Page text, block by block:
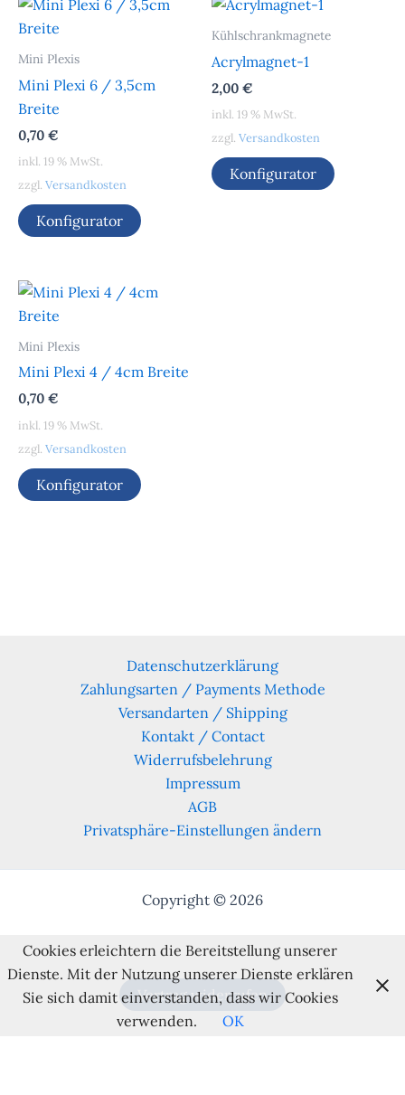
Mini Plexis
Mini Plexi 6 / 3,5cm
Breite
0,70 €
inkl. 19 % MwSt.
zzgl. Versandkosten
Konfigurator
Kühlschrankmagnete
Acrylmagnet-1
2,00 €
inkl. 19 % MwSt.
zzgl. Versandkosten
Konfigurator
Mini Plexis
Mini Plexi 4 / 4cm Breite
0,70 €
inkl. 19 % MwSt.
zzgl. Versandkosten
Konfigurator
Datenschutzerklärung
Zahlungsarten / Payments Methode
Versandarten / Shipping
Kontakt / Contact
Widerrufsbelehrung
Impressum
AGB
Privatsphäre-Einstellungen ändern
Copyright © 2026
Vertrag widerrufen
Cookies erleichtern die Bereitstellung unserer
Dienste. Mit der Nutzung unserer Dienste erklären
Sie sich damit einverstanden, dass wir Cookies
verwenden.
OK